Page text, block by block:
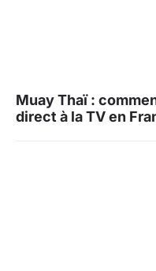
Muay Thaï :
direct à la TV en